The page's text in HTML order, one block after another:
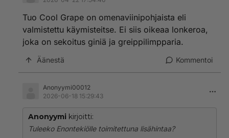
Tuo Cool Grape on omenaviinipohjaista eli
valmistettu käymisteitse. Ei siis oikeaa lonkeroa,
joka on sekoitus giniä ja greippilimpparia.
Äänestä Kommentoi
Anonyymi00012
2026-06-18 15:29:43
Anonyymi kirjoitti:
Tuleeko Enontekiölle toimitettuna lisähintaa?